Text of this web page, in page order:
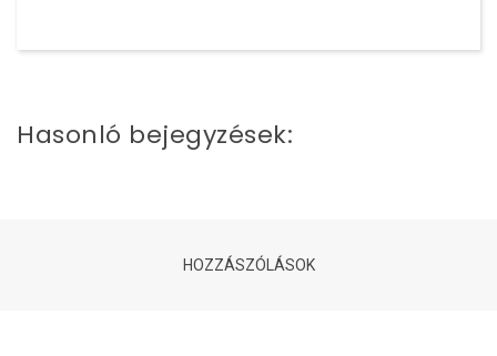
Hasonló bejegyzések:
HOZZÁSZÓLÁSOK